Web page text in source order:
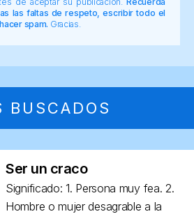
las faltas de respeto, escribir todo el
spam. Gracias.
BUSCADOS
Ser un craco
Significado: 1. Persona muy fea. 2.
Hombre o mujer desagrable a la